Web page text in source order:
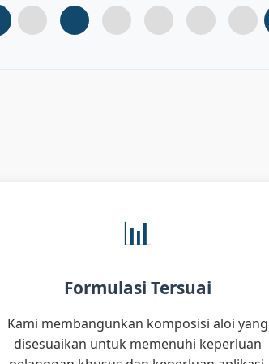
Slide 1 Slide 2 Slide 3 (current)
Slide 4 Slide 5 Slide 6
📊
Formulasi Tersuai
Kami membangunkan komposisi aloi yang
disesuaikan untuk memenuhi keperluan